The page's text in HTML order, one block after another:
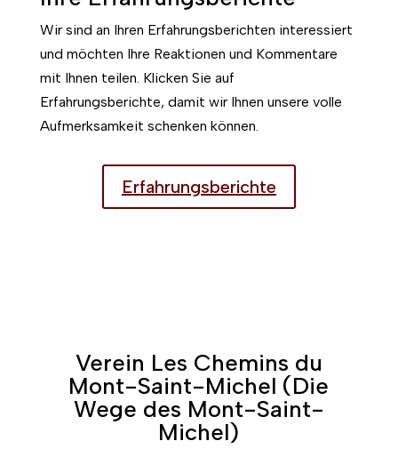
Wir sind an Ihren Erfahrungsberichten interessiert
und möchten Ihre Reaktionen und Kommentare
mit Ihnen teilen. Klicken Sie auf
Erfahrungsberichte, damit wir Ihnen unsere volle
Aufmerksamkeit schenken können.
Erfahrungsberichte
Verein Les Chemins du
Mont-Saint-Michel (Die
Wege des Mont-Saint-
Michel)